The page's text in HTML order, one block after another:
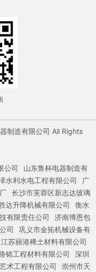
制造有限公司 All Rights
公司
山东鲁杯电器制造有
水利水电工程有限公司
广
长沙市芙蓉区新志达玻璃
达升降机械有限公司
衡水
有限责任公司
济南博恩包
司
巩义市金拓机械设备有
江苏丽港稀土材料有限公司
铭工程材料有限公司
深圳
术工程有限公司 崇州市天